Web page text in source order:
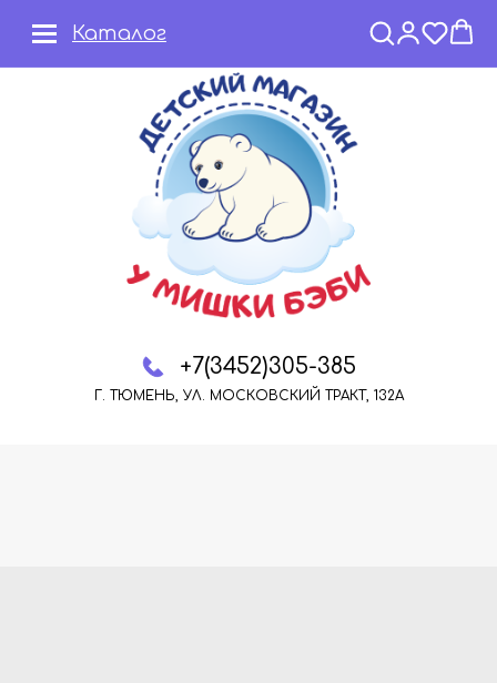
+7(3452)305-385
Г. ТЮМЕНЬ, УЛ. МОСКОВСКИЙ ТРАКТ, 132А
Каталог